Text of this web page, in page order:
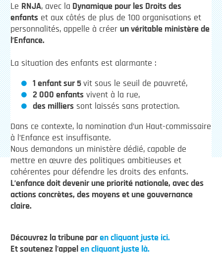
Le RNJA, avec la Dynamique pour les Droits des
enfants et aux côtés de plus de 100 organisations et
personnalités, appelle à créer un véritable ministère de
l’Enfance.
La situation des enfants est alarmante :
1 enfant sur 5vit sous le seuil de pauvreté,
2 000 enfants vivent à la rue,
des milliers sont laissés sans protection.
Dans ce contexte, la nomination d’un Haut-commissaire
à l’Enfance est insuffisante.
Nous demandons un ministère dédié, capable de
mettre en œuvre des politiques ambitieuses et
cohérentes pour défendre les droits des enfants.
L’enfance doit devenir une priorité nationale, avec des
actions concrètes, des moyens et une gouvernance
claire.
Découvrez la tribune paren cliquant juste ici.
Et soutenez l'appelen cliquant juste là.